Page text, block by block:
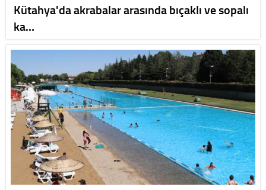
Kütahya'da akrabalar arasında bıçaklı ve sopalı
ka…